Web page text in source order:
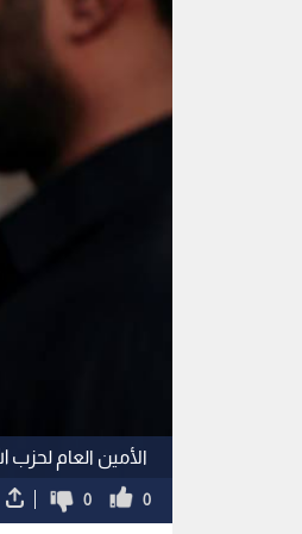
الأمين العام لحزب
0
0